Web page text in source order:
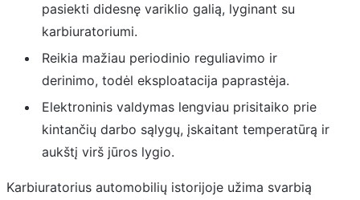
pasiekti didesnę variklio galią, lyginant su
karbiuratoriumi.
Reikia mažiau periodinio reguliavimo ir
derinimo, todėl eksploatacija paprastėja.
Elektroninis valdymas lengviau prisitaiko prie
kintančių darbo sąlygų, įskaitant temperatūrą ir
aukštį virš jūros lygio.
Karbiuratorius automobilių istorijoje užima svarbią